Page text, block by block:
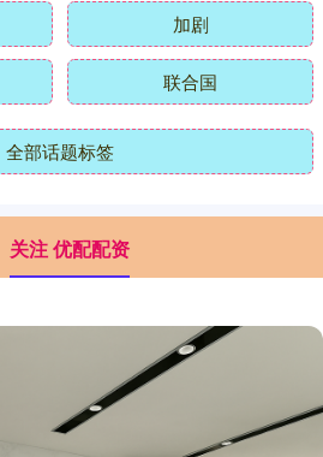
加剧
联合国
全部话题标签
关注 优配配资